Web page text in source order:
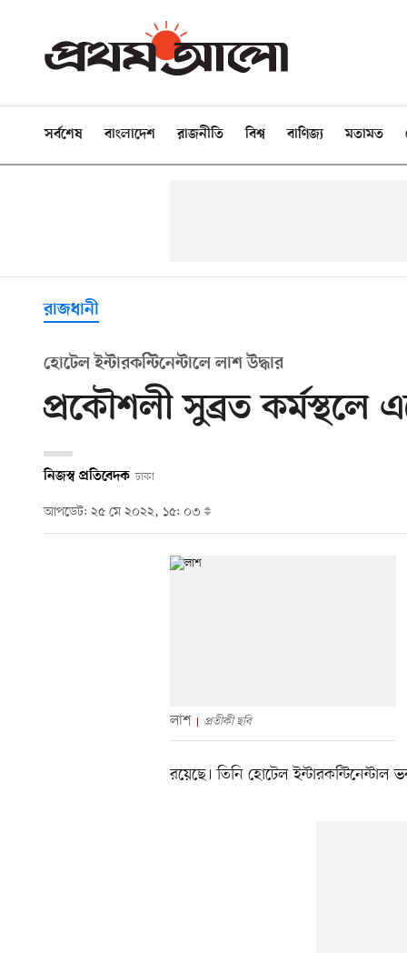
সর্বশেষ বাংলাদেশ রাজনীতি বিশ্ব বাণিজ্য মতামত
রাজধানী
হোটেল ইন্টারকন্টিনেন্টালে লাশ উদ্ধার
প্রকৌশলী সুব্রত কর্মস্থলে
নিজস্ব প্রতিবেদক ঢাকা
আপডেট: ২৫ মে ২০২২, ১৫: ০৩
লাশ প্রতীকী ছবি
রয়েছে। তিনি হোটেল ইন্টারকন্টিনেন্টাল